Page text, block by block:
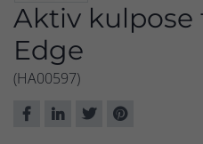
Aktiv kulpose
Edge
(HA00597)